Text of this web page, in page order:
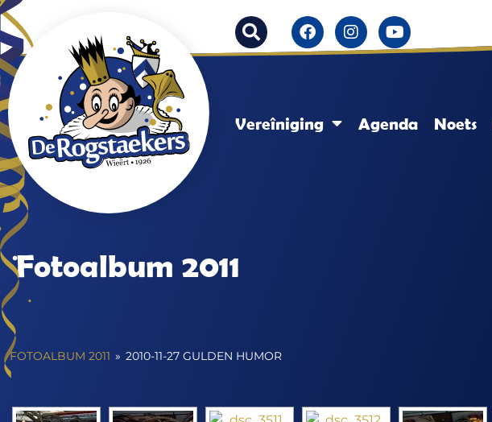
Vereîniging Agenda Noets
Fotoalbum 2011
FOTOALBUM 2011 » 2010-11-27 GULDEN HUMOR